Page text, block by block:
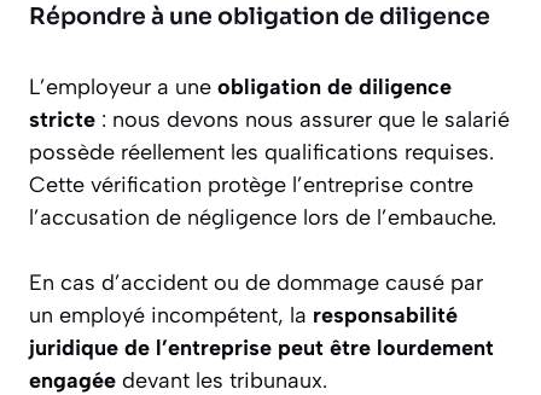
Répondre à une obligation de diligence
L’employeur a une obligation de diligence
stricte : nous devons nous assurer que le salarié
possède réellement les qualifications requises.
Cette vérification protège l’entreprise contre
l’accusation de négligence lors de l’embauche.
En cas d’accident ou de dommage causé par
un employé incompétent, la responsabilité
juridique de l’entreprise peut être lourdement
engagée devant les tribunaux.